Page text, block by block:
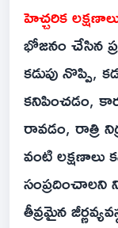
హెచ్చరిక
భోజనం చేసిన
కడుపు నొప్పి,
కనిపించడం,
రావడం, రాత్రి
వంటి లక్షణాలు
సంప్రదించాలని
తీవ్రమైన